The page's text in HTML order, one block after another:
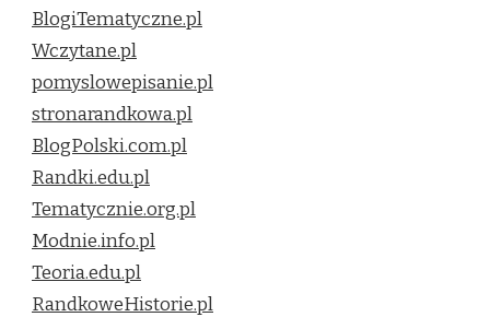
BlogiTematyczne.pl
Wczytane.pl
pomyslowepisanie.pl
stronarandkowa.pl
BlogPolski.com.pl
Randki.edu.pl
Tematycznie.org.pl
Modnie.info.pl
Teoria.edu.pl
RandkoweHistorie.pl